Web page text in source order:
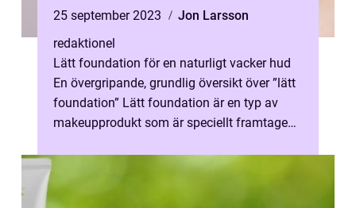
25 september 2023
Jon Larsson
redaktionel
Lätt foundation för en naturligt vacker hud
En övergripande, grundlig översikt över ”lätt
foundation” Lätt foundation är en typ av
makeupprodukt som är speciellt framtagen